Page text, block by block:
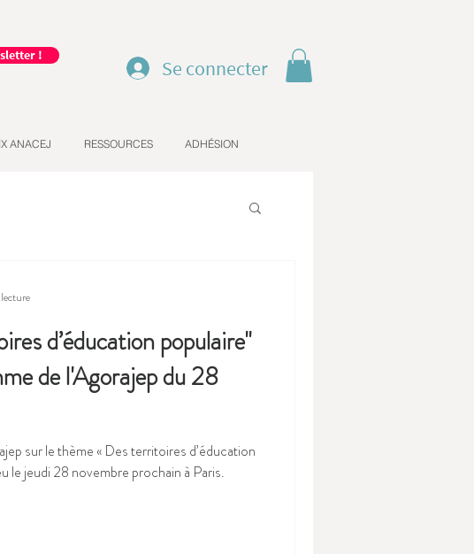
!
Se connecter
ANACEJ RESSOURCES ADHÉSION
d’éducation populaire"
de l'Agorajep du 28
d’éducation
le jeudi 28 novembre prochain à Paris.